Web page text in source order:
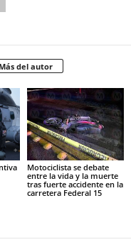
Más del autor
Motociclista se debate
entre la vida y la muerte
tras fuerte accidente en la
carretera Federal 15